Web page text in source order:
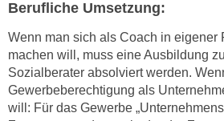
Berufliche Umsetzung:
Wenn man sich als Coach in eigener
machen will, muss eine Ausbildung
Sozialberater absolviert werden.
Gewerbeberechtigung als
will: Für das Gewerbe